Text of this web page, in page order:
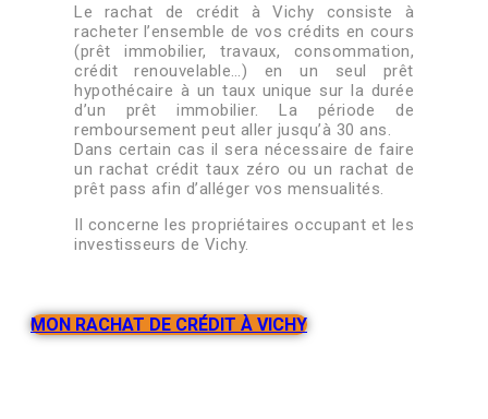
Le rachat de crédit à Vichy consiste à
racheter l’ensemble de vos crédits en cours
(prêt immobilier, travaux, consommation,
crédit renouvelable…) en un seul prêt
hypothécaire à un taux unique sur la durée
d’un prêt immobilier. La période de
remboursement peut aller jusqu’à 30 ans.
Dans certain cas il sera nécessaire de faire
un rachat crédit taux zéro ou un rachat de
prêt pass afin d’alléger vos mensualités.
Il concerne les propriétaires occupant et les
investisseurs de Vichy.
MON RACHAT DE CRÉDIT À VICHY